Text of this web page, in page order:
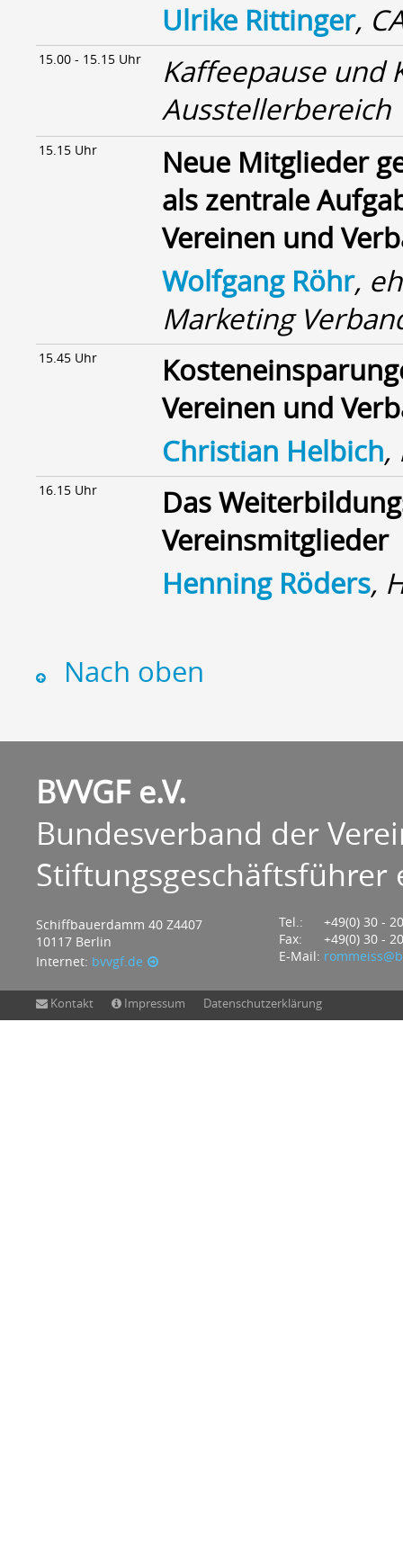
Ulrike Rittinger,
15.00 - 15.15 Uhr
Kaffeepause und
Ausstellerbereich
15.15 Uhr
Neue Mitglieder
als zentrale
Vereinen und
Wolfgang Röhr,
Marketing
15.45 Uhr
Vereinen und
Christian Helbich,
16.15 Uhr
Das
Vereinsmitglieder
Henning Röders,
Nach oben
BVVGF e.V.
Bundesverband der
Stiftungsgeschäftsführer
Schiffbauerdamm 40 Z4407
10117 Berlin
Internet: bvvgf.de
Tel.:
+49(0) 30 -
Fax:
+49(0) 30 -
E-Mail:
Kontakt Impressum Datenschutzerklärung